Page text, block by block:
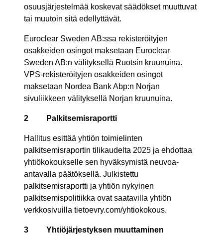
osuusjärjestelmää koskevat säädökset muuttuvat
tai muutoin sitä edellyttävät.
Euroclear Sweden AB:ssa rekisteröityjen
osakkeiden osingot maksetaan Euroclear
Sweden AB:n välityksellä Ruotsin kruunuina.
VPS-rekisteröityjen osakkeiden osingot
maksetaan Nordea Bank Abp:n Norjan
sivuliikkeen välityksellä Norjan kruunuina.
2 Palkitsemisraportti
Hallitus esittää yhtiön toimielinten
palkitsemisraportin tilikaudelta 2025 ja ehdottaa
yhtiökokoukselle sen hyväksymistä neuvoa-
antavalla päätöksellä. Julkistettu
palkitsemisraportti ja yhtiön nykyinen
palkitsemispolitiikka ovat saatavilla yhtiön
verkkosivuilla tietoevry.com/yhtiokokous.
3 Yhtiöjärjestyksen muuttaminen